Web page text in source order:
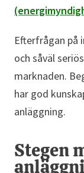
Efterfrågan på
och såväl
marknaden.
har god
anläggning.
Stegen